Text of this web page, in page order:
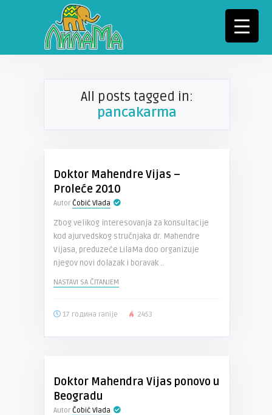
All posts tagged in:
pancakarma
Doktor Mahendre Vijas –
Proleće 2010
Autor Čobić Vlada
Zbog velikog interesovanja za konsultacije
kod ajurvedskog stručnjaka dr. Mahendre
Vijasa, preduzeće LilaMa doo organizuje
njegov novi dolazak i boravak ..
NASTAVI SA ČITANJEM
17 година ranije 2453
Doktor Mahendra Vijas ponovo u
Beogradu
Autor Čobić Vlada